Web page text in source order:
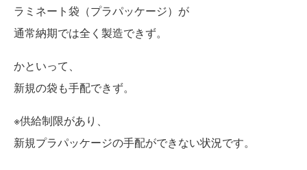
ラミネート袋（プラパッケージ）が
通常納期では全く製造できず。
かといって、
新規の袋も手配できず。
※供給制限があり、
新規プラパッケージの手配ができない状況です。